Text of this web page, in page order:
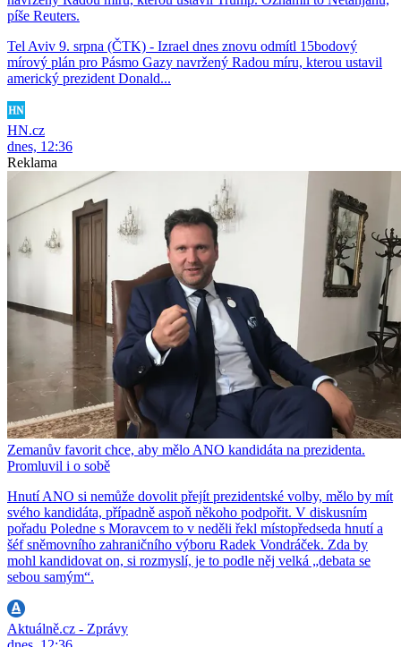
píše Reuters.
Tel Aviv 9. srpna (ČTK) - Izrael dnes znovu odmítl 15bodový
mírový plán pro Pásmo Gazy navržený Radou míru, kterou ustavil
americký prezident Donald...
HN.cz
dnes, 12:36
Reklama
Zemanův favorit chce, aby mělo ANO kandidáta na prezidenta.
Promluvil i o sobě
Hnutí ANO si nemůže dovolit přejít prezidentské volby, mělo by mít
svého kandidáta, případně aspoň někoho podpořit. V diskusním
pořadu Poledne s Moravcem to v neděli řekl místopředseda hnutí a
šéf sněmovního zahraničního výboru Radek Vondráček. Zda by
mohl kandidovat on, si rozmyslí, je to podle něj velká „debata se
sebou samým“.
Aktuálně.cz - Zprávy